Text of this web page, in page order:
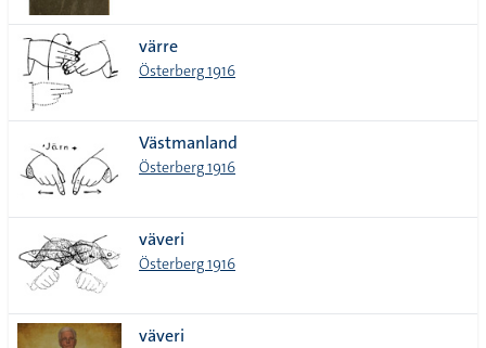
värre
Österberg 1916
Västmanland
Österberg 1916
väveri
Österberg 1916
väveri